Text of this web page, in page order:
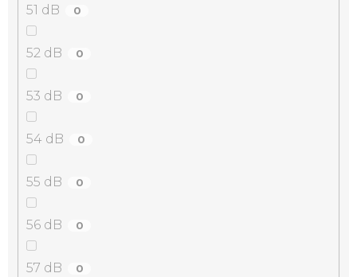
51 dB 0
52 dB 0
53 dB 0
54 dB 0
55 dB 0
56 dB 0
57 dB 0